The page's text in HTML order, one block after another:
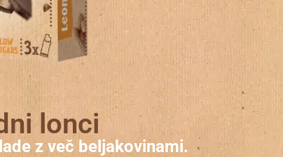
lonci
z več beljakovinami.